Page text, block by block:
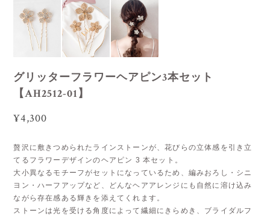
グリッターフラワーヘアピン3本セット
【AH2512-01】
¥4,300
贅沢に敷きつめられたラインストーンが、花びらの立体感を引き立
てるフラワーデザインのヘアピン 3 本セット。
大小異なるモチーフがセットになっているため、編みおろし・シニ
ヨン・ハーフアップなど、どんなヘアアレンジにも自然に溶け込み
ながら存在感ある輝きを添えてくれます。
ストーンは光を受ける角度によって繊細にきらめき、ブライダルフ